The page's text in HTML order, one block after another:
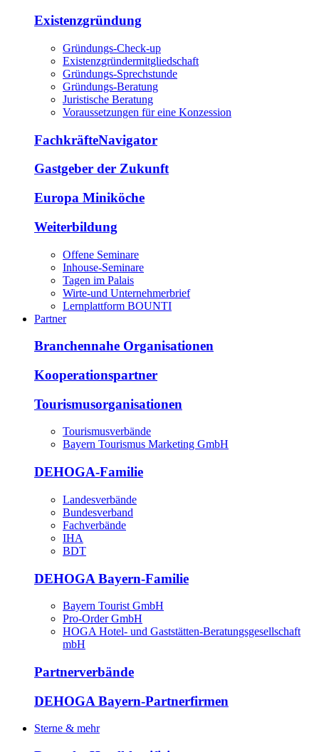
Existenzgründung
Gründungs-Check-up
Existenzgründermitgliedschaft
Gründungs-Sprechstunde
Gründungs-Beratung
Juristische Beratung
Voraussetzungen für eine Konzession
FachkräfteNavigator
Gastgeber der Zukunft
Europa Miniköche
Weiterbildung
Offene Seminare
Inhouse-Seminare
Tagen im Palais
Wirte-und Unternehmerbrief
Lernplattform BOUNTI
Partner
Branchennahe Organisationen
Kooperationspartner
Tourismusorganisationen
Tourismusverbände
Bayern Tourismus Marketing GmbH
DEHOGA-Familie
Landesverbände
Bundesverband
Fachverbände
IHA
BDT
DEHOGA Bayern-Familie
Bayern Tourist GmbH
Pro-Order GmbH
HOGA Hotel- und Gaststätten-Beratungsgesellschaft
mbH
Partnerverbände
DEHOGA Bayern-Partnerfirmen
Sterne & mehr